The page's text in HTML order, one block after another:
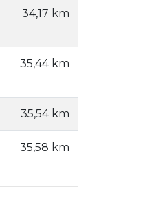
34,17 km
35,44 km
35,54 km
35,58 km